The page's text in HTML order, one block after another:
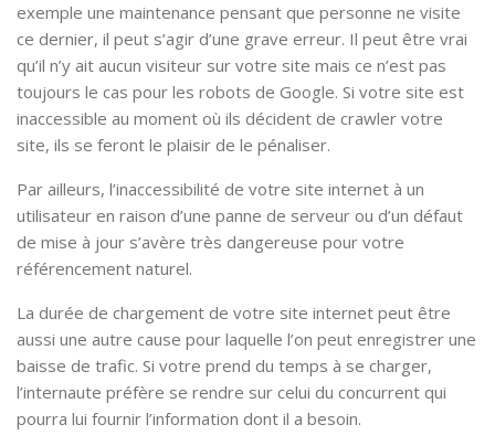
exemple une maintenance pensant que personne ne visite
ce dernier, il peut s’agir d’une grave erreur. Il peut être vrai
qu’il n’y ait aucun visiteur sur votre site mais ce n’est pas
toujours le cas pour les robots de Google. Si votre site est
inaccessible au moment où ils décident de crawler votre
site, ils se feront le plaisir de le pénaliser.
Par ailleurs, l’inaccessibilité de votre site internet à un
utilisateur en raison d’une panne de serveur ou d’un défaut
de mise à jour s’avère très dangereuse pour votre
référencement naturel.
La durée de chargement de votre site internet peut être
aussi une autre cause pour laquelle l’on peut enregistrer une
baisse de trafic. Si votre prend du temps à se charger,
l’internaute préfère se rendre sur celui du concurrent qui
pourra lui fournir l’information dont il a besoin.